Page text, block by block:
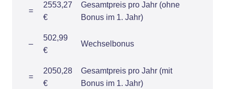
=
2553,27
€
Gesamtpreis pro Jahr (ohne
Bonus im 1. Jahr)
–
502,99
€
Wechselbonus
=
2050,28
€
Gesamtpreis pro Jahr (mit
Bonus im 1. Jahr)